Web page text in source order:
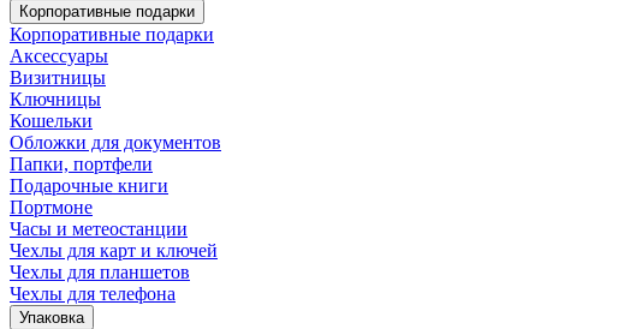
Корпоративные подарки
Корпоративные подарки
Аксессуары
Визитницы
Ключницы
Кошельки
Обложки для документов
Папки, портфели
Подарочные книги
Портмоне
Часы и метеостанции
Чехлы для карт и ключей
Чехлы для планшетов
Чехлы для телефона
Упаковка